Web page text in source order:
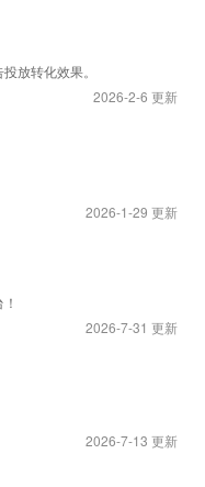
放转化效果。
2026-2-6 更新
2026-1-29 更新
2026-7-31 更新
2026-7-13 更新